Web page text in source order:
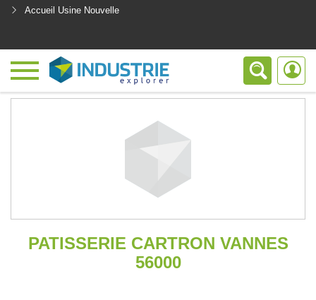
Accueil Usine Nouvelle
PATISSERIE CARTRON VANNES
56000